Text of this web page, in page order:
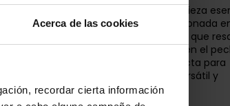
Acerca de las cookies
recordar cierta información
camiseta de Armani Exchange es una pieza
un estilo casual y sofisticado. Confeccionada
suave, presenta un ajuste entallado que
Su diseño con el logo estampado en el
un toque moderno y elegante. Perfecta para
con jeans o faldas para un look versátil y